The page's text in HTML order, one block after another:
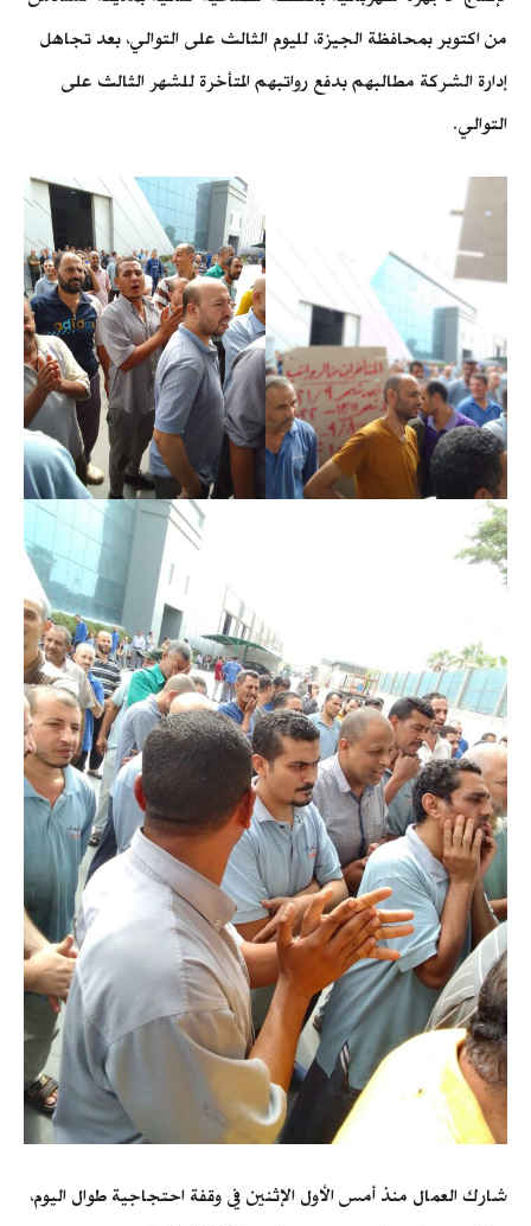
من اكتوبر بمحافظة الجيزة، لليوم الثالث على التوالي، بعد تجاهل
إدارة الشركة مطالبهم بدفع رواتبهم المتأخرة للشهر الثالث على
التوالي.
شارك العمال منذ أمس الأول الإثنين في وقفة احتجاجية طوال اليوم،